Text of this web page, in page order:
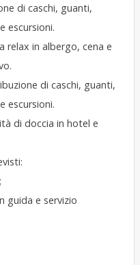
di caschi, guanti,
escursioni.
relax in albergo, cena e
di caschi, guanti,
escursioni.
di doccia in hotel e
guida e servizio